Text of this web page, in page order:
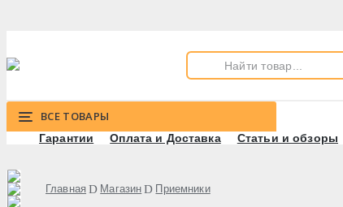
ВСЕ ТОВАРЫ
Гарантии Оплата и Доставка Статьи и обзоры
Главная Магазин Приемники